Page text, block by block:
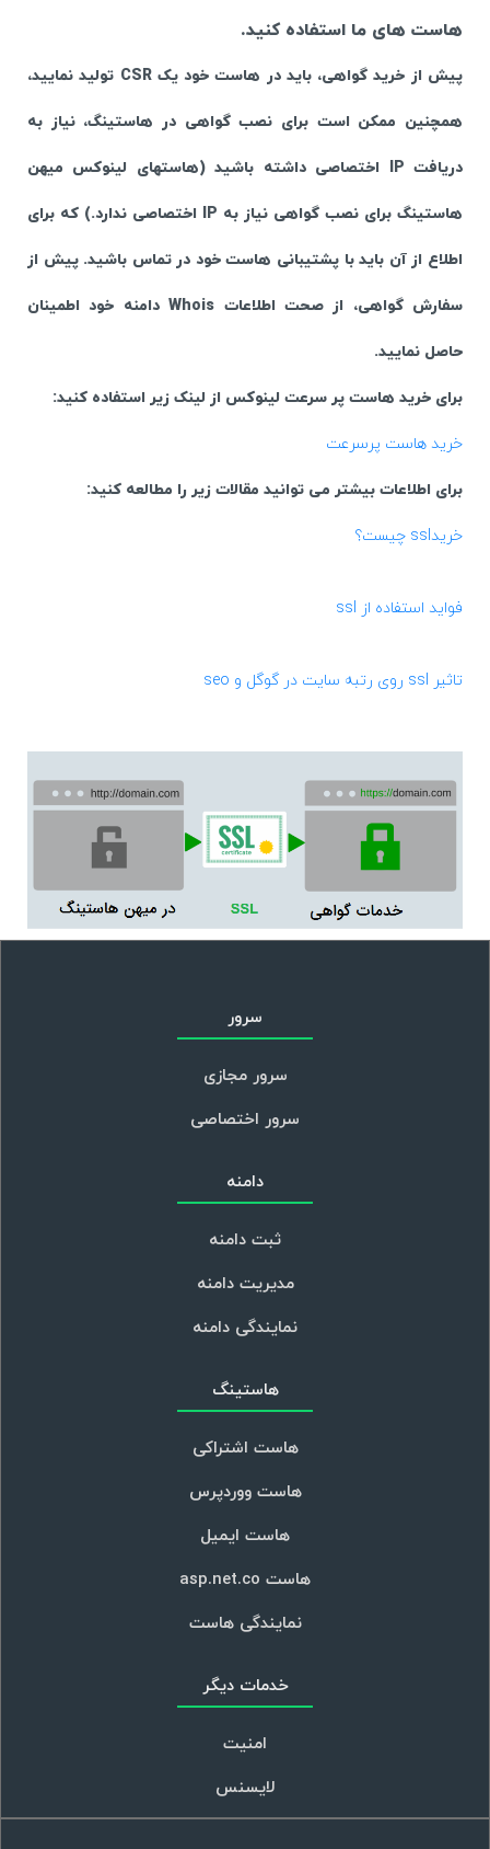
هاست های ما استفاده کنید.
پیش از خرید گواهی، باید در هاست خود یک CSR تولید نمایید،
همچنین ممکن است برای نصب گواهی در هاستینگ، نیاز به
دریافت IP اختصاصی داشته باشید (هاستهای لینوکس میهن
هاستینگ برای نصب گواهی نیاز به IP اختصاصی ندارد.) که برای
اطلاع از آن باید با پشتیبانی هاست خود در تماس باشید. پیش از
سفارش گواهی، از صحت اطلاعات Whois دامنه خود اطمینان
حاصل نمایید.
برای خرید هاست پر سرعت لینوکس از لینک زیر استفاده کنید:
خرید هاست پرسرعت
برای اطلاعات بیشتر می توانید مقالات زیر را مطالعه کنید:
خریدssl چیست؟
فواید استفاده از ssl
تاثیر ssl روی رتبه سایت در گوگل و seo
سرور
سرور مجازی
سرور اختصاصی
دامنه
ثبت دامنه
مدیریت دامنه
نمایندگی دامنه
هاستینگ
هاست اشتراکی
هاست ووردپرس
هاست ایمیل
هاست asp.net.co
نمایندگی هاست
خدمات دیگر
امنیت
لایسنس